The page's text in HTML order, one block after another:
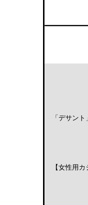
「デサン
【女性用